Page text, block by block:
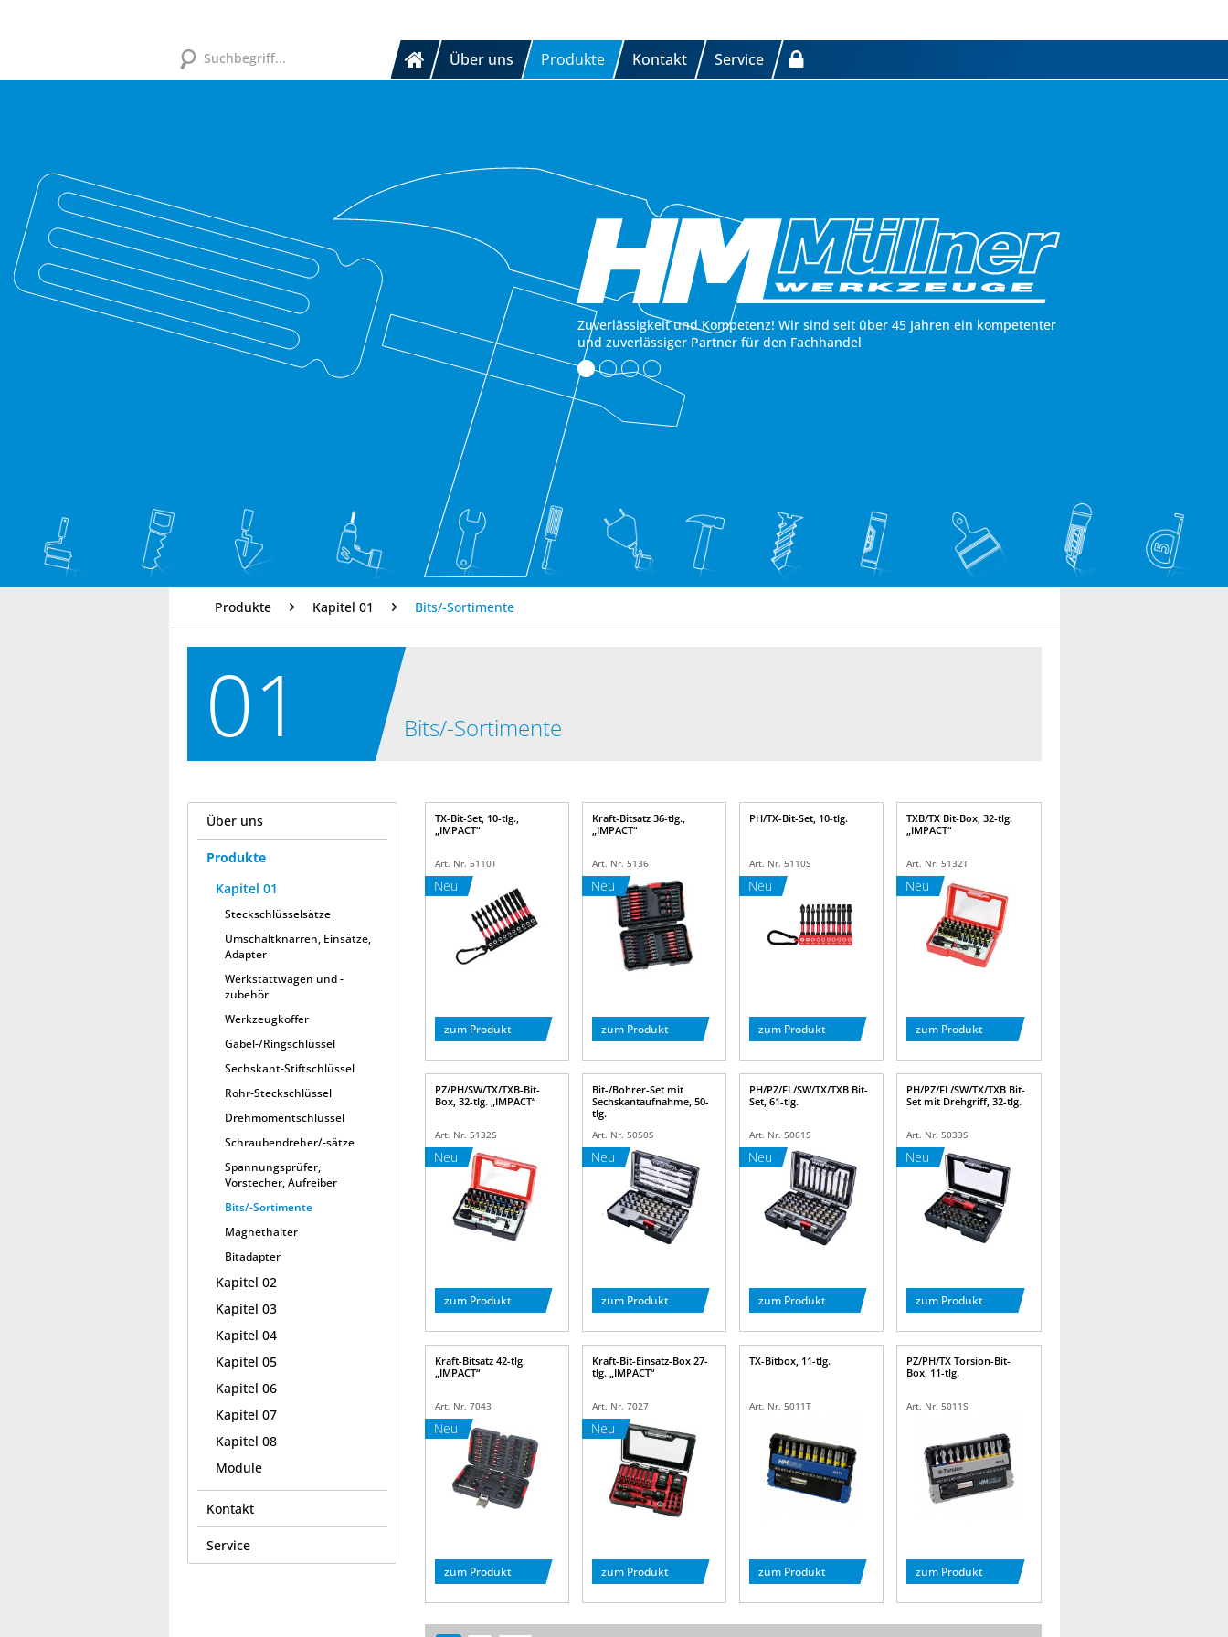
Über uns Produkte Kontakt Service
Zuverlässigkeit und Kompetenz! Wir sind seit über 45 Jahren ein kompetenter
und zuverlässiger Partner für den Fachhandel
Produkte Kapitel 01 Bits/-Sortimente
01 Bits/-Sortimente
Über uns
Produkte
Kapitel 01
Steckschlüsselsätze
Umschaltknarren, Einsätze,
Adapter
Werkstattwagen und -
zubehör
Werkzeugkoffer
Gabel-/Ringschlüssel
Sechskant-Stiftschlüssel
Rohr-Steckschlüssel
Drehmomentschlüssel
Schraubendreher/-sätze
Spannungsprüfer,
Vorstecher, Aufreiber
Bits/-Sortimente
Magnethalter
Bitadapter
Kapitel 02
Kapitel 03
Kapitel 04
Kapitel 05
Kapitel 06
Kapitel 07
Kapitel 08
Module
Kontakt
Service
Neu
TX-Bit-Set, 10-tlg.,
„IMPACT“
Art. Nr. 5110T
zum Produkt
Neu
Kraft-Bitsatz 36-tlg.,
„IMPACT“
Art. Nr. 5136
zum Produkt
Neu
PH/TX-Bit-Set, 10-tlg.
Art. Nr. 5110S
zum Produkt
Neu
TXB/TX Bit-Box, 32-tlg.
„IMPACT“
Art. Nr. 5132T
zum Produkt
Neu
PZ/PH/SW/TX/TXB-Bit-
Box, 32-tlg. „IMPACT“
Art. Nr. 5132S
zum Produkt
Neu
Bit-/Bohrer-Set mit
Sechskantaufnahme, 50-
tlg.
Art. Nr. 5050S
zum Produkt
Neu
PH/PZ/FL/SW/TX/TXB Bit-
Set, 61-tlg.
Art. Nr. 5061S
zum Produkt
Neu
PH/PZ/FL/SW/TX/TXB Bit-
Set mit Drehgriff, 32-tlg.
Art. Nr. 5033S
zum Produkt
Neu
Kraft-Bitsatz 42-tlg.
„IMPACT“
Art. Nr. 7043
zum Produkt
Neu
Kraft-Bit-Einsatz-Box 27-
tlg. „IMPACT“
Art. Nr. 7027
zum Produkt
TX-Bitbox, 11-tlg.
Art. Nr. 5011T
zum Produkt
PZ/PH/TX Torsion-Bit-
Box, 11-tlg.
Art. Nr. 5011S
zum Produkt